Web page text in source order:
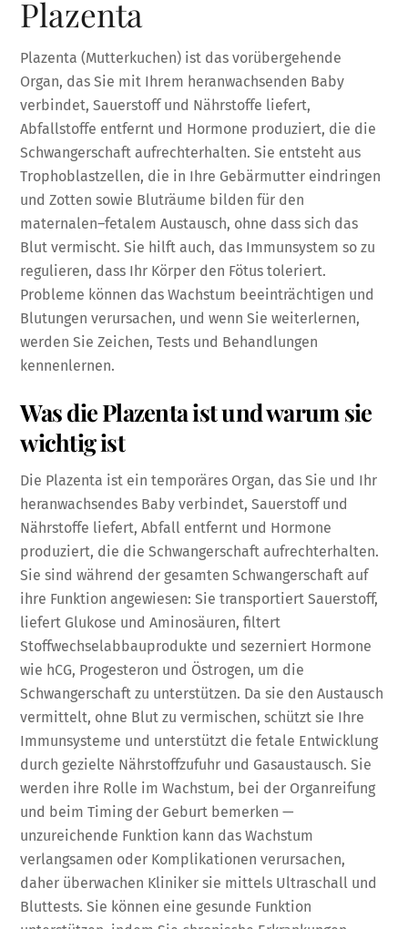
Plazenta
Plazenta (Mutterkuchen) ist das vorübergehende
Organ, das Sie mit Ihrem heranwachsenden Baby
verbindet, Sauerstoff und Nährstoffe liefert,
Abfallstoffe entfernt und Hormone produziert, die die
Schwangerschaft aufrechterhalten. Sie entsteht aus
Trophoblastzellen, die in Ihre Gebärmutter eindringen
und Zotten sowie Bluträume bilden für den
maternalen–fetalem Austausch, ohne dass sich das
Blut vermischt. Sie hilft auch, das Immunsystem so zu
regulieren, dass Ihr Körper den Fötus toleriert.
Probleme können das Wachstum beeinträchtigen und
Blutungen verursachen, und wenn Sie weiterlernen,
werden Sie Zeichen, Tests und Behandlungen
kennenlernen.
Was die Plazenta ist und warum sie
wichtig ist
Die Plazenta ist ein temporäres Organ, das Sie und Ihr
heranwachsendes Baby verbindet, Sauerstoff und
Nährstoffe liefert, Abfall entfernt und Hormone
produziert, die die Schwangerschaft aufrechterhalten.
Sie sind während der gesamten Schwangerschaft auf
ihre Funktion angewiesen: Sie transportiert Sauerstoff,
liefert Glukose und Aminosäuren, filtert
Stoffwechselabbauprodukte und sezerniert Hormone
wie hCG, Progesteron und Östrogen, um die
Schwangerschaft zu unterstützen. Da sie den Austausch
vermittelt, ohne Blut zu vermischen, schützt sie Ihre
Immunsysteme und unterstützt die fetale Entwicklung
durch gezielte Nährstoffzufuhr und Gasaustausch. Sie
werden ihre Rolle im Wachstum, bei der Organreifung
und beim Timing der Geburt bemerken —
unzureichende Funktion kann das Wachstum
verlangsamen oder Komplikationen verursachen,
daher überwachen Kliniker sie mittels Ultraschall und
Bluttests. Sie können eine gesunde Funktion